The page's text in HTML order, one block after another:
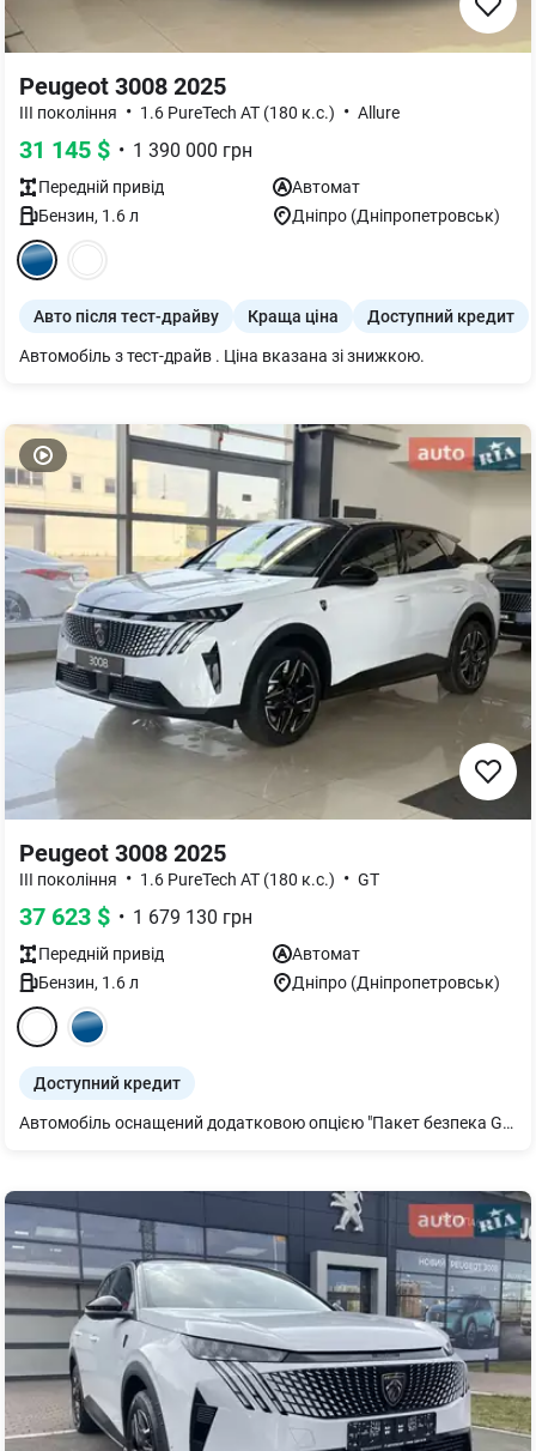
Peugeot 3008 2025
III покоління • 1.6 PureTech AT (180 к.с.) • Allure
31 145 $ • 1 390 000 грн
Передній привід
Автомат
Бензин, 1.6л Дніпро (Дніпропетровськ)
Авто після тест-драйву Краща ціна Доступний кредит
Автомобіль з тест-драйв . Ціна вказана зі знижкою.
Peugeot 3008 2025
III покоління • 1.6 PureTech AT (180 к.с.) • GT
37 623 $ • 1 679 130 грн
Передній привід
Автомат
Бензин, 1.6л Дніпро (Дніпропетровськ)
Доступний кредит
Автомобіль оснащений додатковою опцією "Пакет безпека GT плюс"